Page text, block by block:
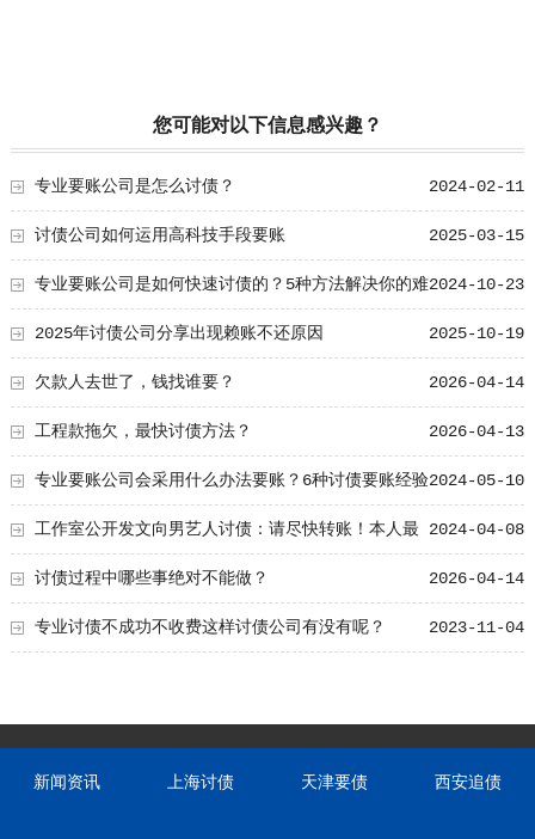
您可能对以下信息感兴趣？
2024-02-11
专业要账公司是怎么讨债？
2025-03-15
讨债公司如何运用高科技手段要账
2024-10-23
专业要账公司是如何快速讨债的？5种方法解决你的难
题！ 2025-10-19
2025年讨债公司分享出现赖账不还原因
2026-04-14
欠款人去世了，钱找谁要？
2026-04-13
工程款拖欠，最快讨债方法？
2024-05-10
专业要账公司会采用什么办法要账？6种讨债要账经验
要知道！ 2024-04-08
工作室公开发文向男艺人讨债：请尽快转账！本人最
新回应 2026-04-14
讨债过程中哪些事绝对不能做？
2023-11-04
专业讨债不成功不收费这样讨债公司有没有呢？
新闻资讯 上海讨债 天津要债 西安追债